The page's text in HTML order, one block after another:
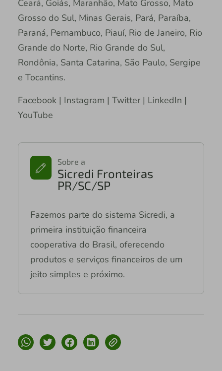
Ceará, Goiás, Maranhão, Mato Grosso, Mato
Grosso do Sul, Minas Gerais, Pará, Paraíba,
Paraná, Pernambuco, Piauí, Rio de Janeiro, Rio
Grande do Norte, Rio Grande do Sul,
Rondônia, Santa Catarina, São Paulo, Sergipe
e Tocantins.
Facebook | Instagram | Twitter | LinkedIn |
YouTube
Sobre a
Sicredi Fronteiras
PR/SC/SP
Fazemos parte do sistema Sicredi, a
primeira instituição financeira
cooperativa do Brasil, oferecendo
produtos e serviços financeiros de um
jeito simples e próximo.